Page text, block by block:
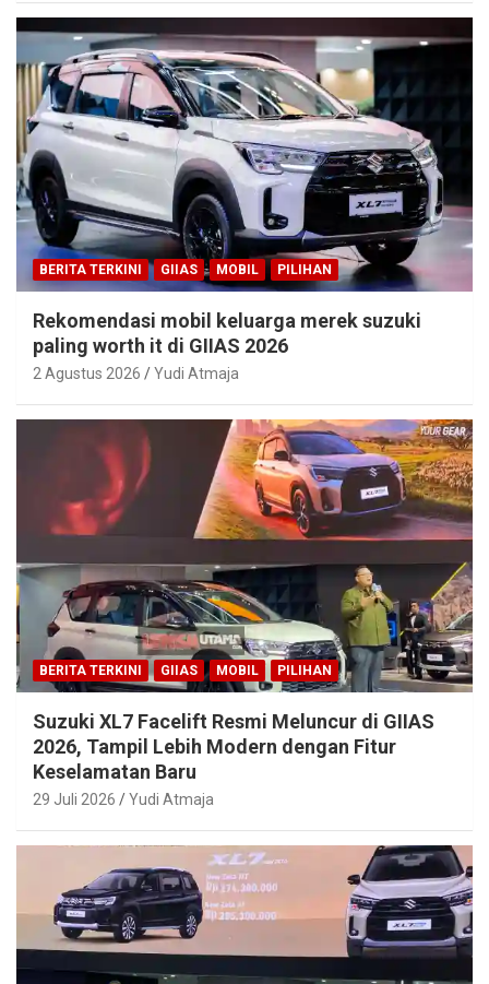
BERITA TERKINI GIIAS MOBIL PILIHAN
Rekomendasi mobil keluarga merek suzuki
paling worth it di GIIAS 2026
2 Agustus 2026 Yudi Atmaja
BERITA TERKINI GIIAS MOBIL PILIHAN
Suzuki XL7 Facelift Resmi Meluncur di GIIAS
2026, Tampil Lebih Modern dengan Fitur
Keselamatan Baru
29 Juli 2026 Yudi Atmaja